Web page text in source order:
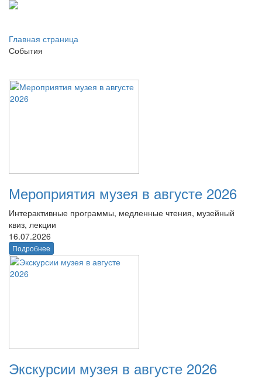
Главная страница
События
Мероприятия музея в августе 2026
Интерактивные программы, медленные чтения, музейный
квиз, лекции
16.07.2026
Подробнее
Экскурсии музея в августе 2026